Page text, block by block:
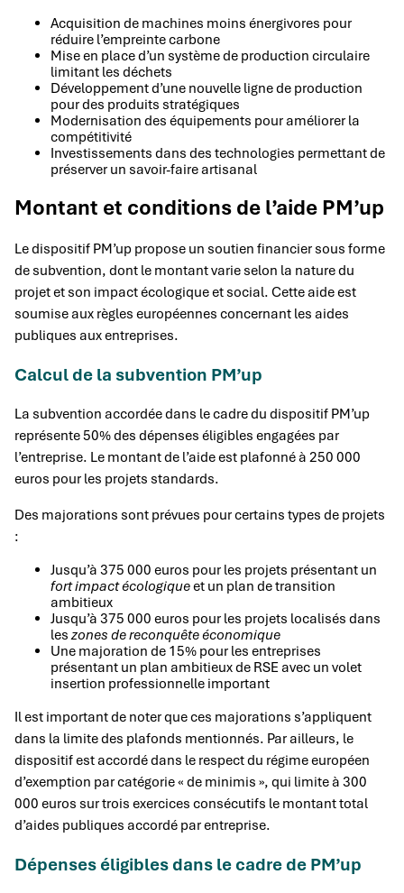
Acquisition de machines moins énergivores pour
réduire l’empreinte carbone
Mise en place d’un système de production circulaire
limitant les déchets
Développement d’une nouvelle ligne de production
pour des produits stratégiques
Modernisation des équipements pour améliorer la
compétitivité
Investissements dans des technologies permettant de
préserver un savoir-faire artisanal
Montant et conditions de l’aide PM’up
Le dispositif PM’up propose un soutien financier sous forme
de subvention, dont le montant varie selon la nature du
projet et son impact écologique et social. Cette aide est
soumise aux règles européennes concernant les aides
publiques aux entreprises.
Calcul de la subvention PM’up
La subvention accordée dans le cadre du dispositif PM’up
représente 50% des dépenses éligibles engagées par
l’entreprise. Le montant de l’aide est plafonné à 250 000
euros pour les projets standards.
Des majorations sont prévues pour certains types de projets
:
Jusqu’à 375 000 euros pour les projets présentant un
fort impact écologiqueet un plan de transition
ambitieux
Jusqu’à 375 000 euros pour les projets localisés dans
leszones de reconquête économique
Une majoration de 15% pour les entreprises
présentant un plan ambitieux de RSE avec un volet
insertion professionnelle important
Il est important de noter que ces majorations s’appliquent
dans la limite des plafonds mentionnés. Par ailleurs, le
dispositif est accordé dans le respect du régime européen
d’exemption par catégorie « de minimis », qui limite à 300
000 euros sur trois exercices consécutifs le montant total
d’aides publiques accordé par entreprise.
Dépenses éligibles dans le cadre de PM’up